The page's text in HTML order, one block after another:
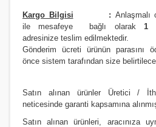
Kargo Bilgisi : Anlaşmalı
ile mesafeye bağlı olarak1
adresinize teslim edilmektedir.
Gönderim ücreti ürünün parasını
önce sistem tarafından size
Satın alınan ürünler Üretici /
neticesinde garanti kapsamına
Satın alınan ürünleri, aracınıza